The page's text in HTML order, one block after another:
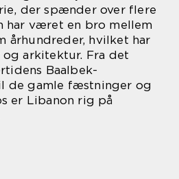
der spænder over flere
har været en bro mellem
århundreder, hvilket har
arkitektur. Fra det
Baalbek-
de gamle fæstninger og
er Libanon rig på